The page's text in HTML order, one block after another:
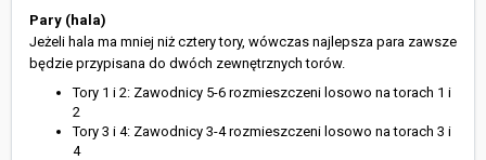
Pary (hala)
Jeżeli hala ma mniej niż cztery tory, wówczas najlepsza para zawsze
będzie przypisana do dwóch zewnętrznych torów.
Tory 1 i 2: Zawodnicy 5-6 rozmieszczeni losowo na torach 1 i
2
Tory 3 i 4: Zawodnicy 3-4 rozmieszczeni losowo na torach 3 i
4